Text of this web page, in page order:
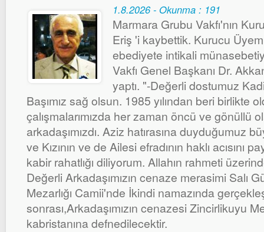
1.8.2026 - Okunma : 191
Marmara Grubu Vakfı'nın
Eriş 'i kaybettik. Kurucu
ebediyete intikali
Vakfı Genel Başkanı Dr.
yaptı. "-Değerli dostumuz
Başımız sağ olsun. 1985 yılından beri birlikte
çalışmalarımızda her zaman öncü ve gönüllü
arkadaşımızdı. Aziz hatırasına duyduğumuz
ve Kızının ve de Ailesi efradının haklı acısını
kabir rahatlığı diliyorum. Allahın rahmeti
Değerli Arkadaşımızın cenaze merasimi Salı
Mezarlığı Camii'nde İkindi namazında
sonrası,Arkadaşımızın cenazesi Zincirlikuyu
kabristanına defnedilecektir.